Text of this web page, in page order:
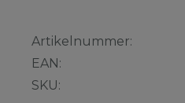
Artikelnummer:
EAN:
SKU: